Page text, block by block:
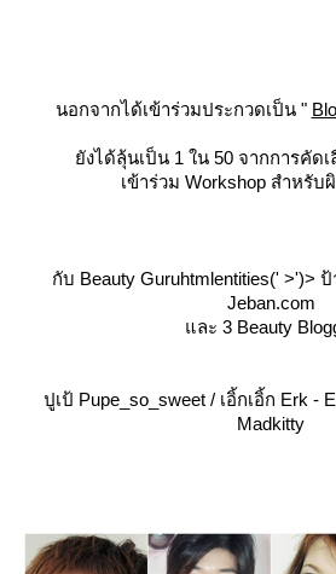
นอกจากได้เข้าร่วมประกวดเป็น "
งได้ลุ้นเป็น 1 ใน 50 จากการคัดเ
เข้าร่วม Workshop สำหรับ
กับ Beauty Guruhtmlentities(' >')>
Jeban.com
ละ 3 Beauty
ปูเป้ Pupe_so_sweet / เอิ้กเอิ้ก Erk -
Madkitty